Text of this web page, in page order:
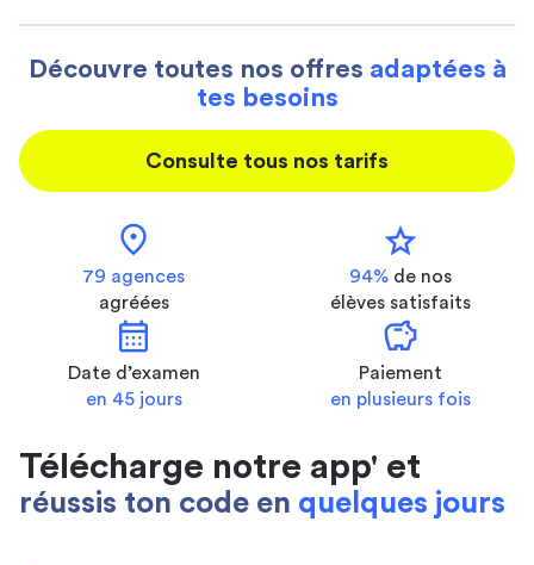
Découvre toutes nos offres adaptées à
tes besoins
Consulte tous nos tarifs
location_on
79 agences
agréées
star
94% de nos
élèves satisfaits
calendar_month
Date d’examen
en 45 jours
savings
Paiement
en plusieurs fois
Télécharge notre app' et
réussis ton code en quelques jours